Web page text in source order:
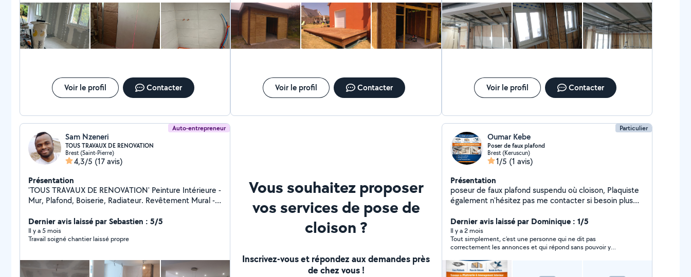
satisfait de la qualité et du délai du travail fournis qui justifie le
prix demandé. Je recommande Marco.
Voir le profil Contacter Voir le profil Contacter Voir le profil Contacter
Auto-entrepreneur
Sam Nzeneri
TOUS TRAVAUX DE RENOVATION
Brest (Saint-Pierre)
4,3/5 (17 avis)
Présentation
'TOUS TRAVAUX DE RENOVATION' Peinture Intérieure -
Mur, Plafond, Boiserie, Radiateur. Revêtement Mural -
Parquet Flottant, Lame PVC, Lino . Aménagement -
Doublage, Faux Plafond, Cloison Sèche Cuisine/SDB -
Dépose/Pose, WC, VMC, Electroménager . Devis
Brest et Alentours Tel: Zero.Sept.83.20.44.41
Dernier avis laissé par Sebastien : 5/5
Il y a 5 mois
Travail soigné chantier laissé propre
Vous souhaitez proposer
vos services de pose de
cloison ?
Inscrivez-vous et répondez aux demandes près
de chez vous !
Particulier
Oumar Kebe
Poser de faux plafond
Brest (Keruscun)
1/5 (1 avis)
Présentation
poseur de faux plafond suspendu où cloison, Plaquiste
également n'hésitez pas me contacter si besoin plus
Dernier avis laissé par Dominique : 1/5
Il y a 2 mois
Tout simplement, c’est une personne qui ne dit pas
correctement les annonces et qui répond sans pouvoir y